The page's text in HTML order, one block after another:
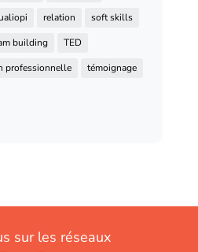
relation
soft skills
building
TED
professionnelle
témoignage
sur les réseaux